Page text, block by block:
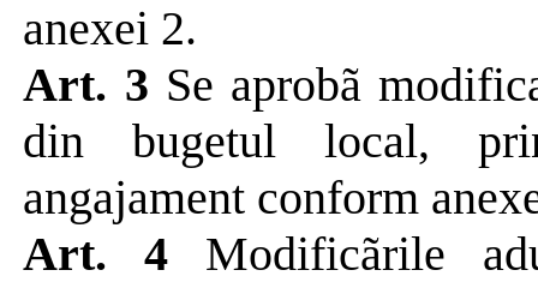
anexei 2.
Art. 3 Se aprobã
din bugetul local,
angajament conform
Art. 4 Modificãrile